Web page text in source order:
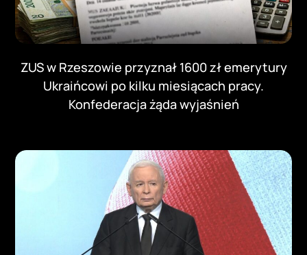
ZUS w Rzeszowie przyznał 1600 zł emerytury
Ukraińcowi po kilku miesiącach pracy.
Konfederacja żąda wyjaśnień